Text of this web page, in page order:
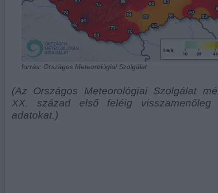
forrás: Országos Meteorológiai Szolgálat
(Az Országos Meteorológiai Szolgálat
XX. század első feléig visszamenőleg
adatokat.)